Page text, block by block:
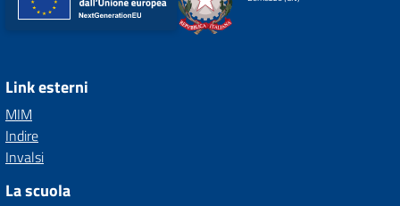
Link esterni
MIM
Indire
Invalsi
La scuola